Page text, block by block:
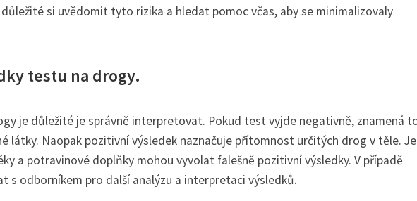
si uvědomit tyto rizika a hledat pomoc včas, aby se minimalizovaly
testu na drogy.
je důležité je správně interpretovat. Pokud test vyjde negativně, znamená
látky. Naopak pozitivní výsledek naznačuje přítomnost určitých drog v těle. Je
a potravinové doplňky mohou vyvolat falešně pozitivní výsledky. V případě
s odborníkem pro další analýzu a interpretaci výsledků.